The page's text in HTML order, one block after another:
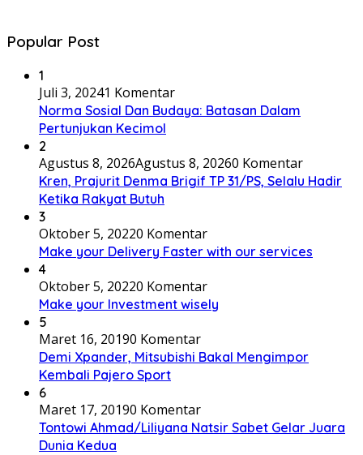
Popular Post
1
Juli 3, 20241 Komentar
Norma Sosial Dan Budaya: Batasan Dalam
Pertunjukan Kecimol
2
Agustus 8, 2026Agustus 8, 20260 Komentar
Kren, Prajurit Denma Brigif TP 31/PS, Selalu Hadir
Ketika Rakyat Butuh
3
Oktober 5, 20220 Komentar
Make your Delivery Faster with our services
4
Oktober 5, 20220 Komentar
Make your Investment wisely
5
Maret 16, 20190 Komentar
Demi Xpander, Mitsubishi Bakal Mengimpor
Kembali Pajero Sport
6
Maret 17, 20190 Komentar
Tontowi Ahmad/Liliyana Natsir Sabet Gelar Juara
Dunia Kedua